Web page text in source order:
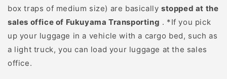
ムはこちら■お電話での
申込み050-8880-
2330（イノホイ窓口）ー
ーーーーーーーーーーー
box traps of medium size) are basicallystopped at the
sales office of Fukuyama Transporting . *If you pick
up your luggage in a vehicle with a cargo bed, such as
a light truck, you can load your luggage at the sales
office.